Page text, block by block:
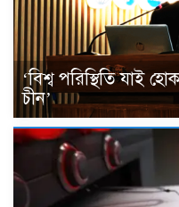
‘বিশ্ব পরিস্থিতি যাই
চীন’